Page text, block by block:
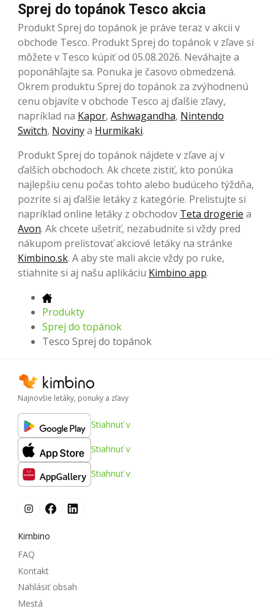
Sprej do topánok Tesco akcia
Produkt Sprej do topánok je práve teraz v akcii v
obchode Tesco. Produkt Sprej do topánok v zľave si
môžete v Tesco kúpiť od 05.08.2026. Neváhajte a
poponáhľajte sa. Ponuka je časovo obmedzená.
Okrem produktu Sprej do topánok za zvýhodnenú
cenu objavíte v obchode Tesco aj ďalšie zľavy,
napríklad na Kapor, Ashwagandha, Nintendo
Switch, Novinya Hurmikaki.
Produkt Sprej do topánok nájdete v zľave aj v
ďalších obchodoch. Ak chcete zistiť, kto ponúka
najlepšiu cenu počas tohto alebo budúceho týždňa,
pozrite si aj ďalšie letáky z kategórie. Prelistujte si
napríklad online letáky z obchodov Teta drogerie a
Avon. Ak chcete ušetriť, nezabudnite si vždy pred
nákupom prelistovať akciové letáky na stránke
Kimbino.sk. A aby ste mali akcie vždy po ruke,
stiahnite si aj našu aplikáciu Kimbino app.
Produkty
Sprej do topánok
Tesco Sprej do topánok
Najnovšie letáky, ponuky a zľavy
Stiahnuť v
Stiahnuť v
Stiahnuť v
Kimbino
FAQ
Kontakt
Nahlásiť obsah
Mestá